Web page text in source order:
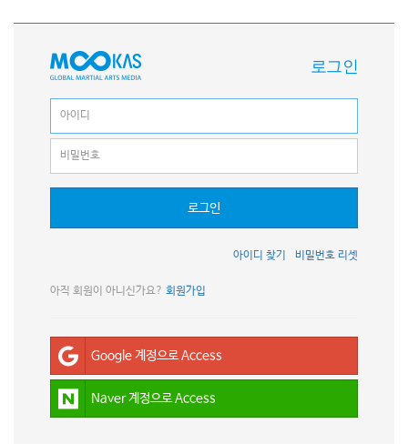
로그인
로그인
비밀번호 리셋
아이디 찾기
아직 회원이 아니신가요? 회원가입
Google 계정으로 Access
Naver 계정으로 Access